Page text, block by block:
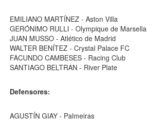
EMILIANO MARTÍNEZ - Aston Villa
GERÓNIMO RULLI - Olympique de Marsella
JUAN MUSSO - Atlético de Madrid
WALTER BENÍTEZ - Crystal Palace FC
FACUNDO CAMBESES - Racing Club
SANTIAGO BELTRAN - River Plate
Defensores:
AGUSTÍN GIAY - Palmeiras